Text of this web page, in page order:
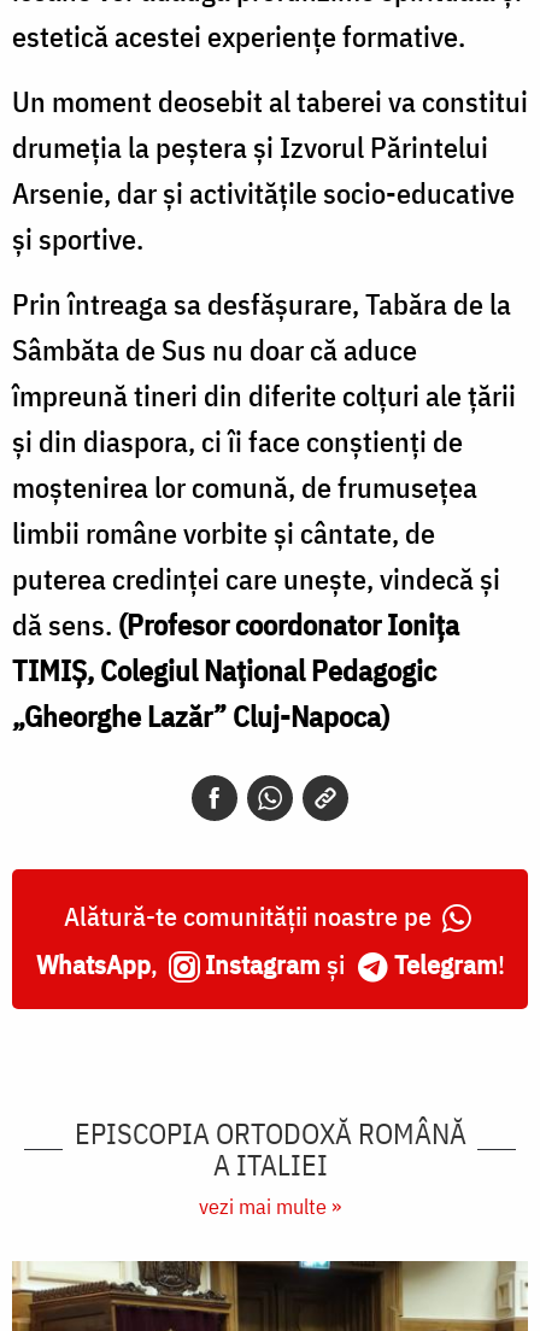
estetică acestei experiențe formative.
Un moment deosebit al taberei va constitui
drumeția la peștera și Izvorul Părintelui
Arsenie, dar și activitățile socio-educative
și sportive.
Prin întreaga sa desfășurare, Tabăra de la
Sâmbăta de Sus nu doar că aduce
împreună tineri din diferite colțuri ale țării
și din diaspora, ci îi face conștienți de
moștenirea lor comună, de frumusețea
limbii române vorbite și cântate, de
puterea credinței care unește, vindecă și
dă sens. (Profesor coordonator Ionița
TIMIȘ, Colegiul Național Pedagogic
„Gheorghe Lazăr” Cluj-Napoca)
Alătură-te comunității noastre pe
WhatsApp, Instagram și Telegram!
EPISCOPIA ORTODOXĂ ROMÂNĂ
A ITALIEI
vezi mai multe »